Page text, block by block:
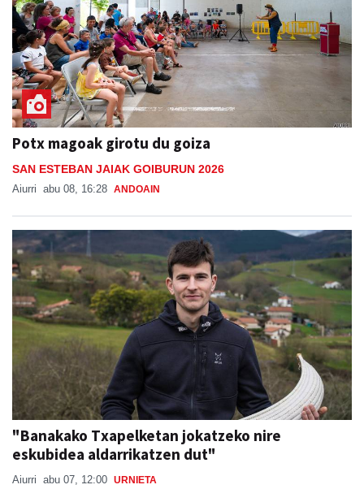
Potx magoak girotu du goiza
SAN ESTEBAN JAIAK GOIBURUN 2026
Aiurri abu 08, 16:28 ANDOAIN
"Banakako Txapelketan jokatzeko nire
eskubidea aldarrikatzen dut"
Aiurri abu 07, 12:00 URNIETA